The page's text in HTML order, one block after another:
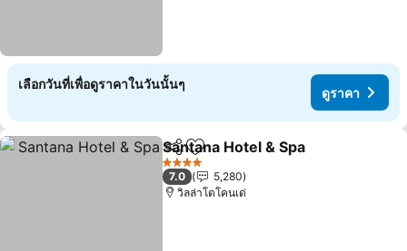
เลือกวันที่เพื่อดูราคาในวันนั้นๆ
ดูราคา
แชร์ เพิ่มในรายการโปรด
Santana Hotel & Spa
4 ดาว
7.0
5,280
วิลล่าโดโคนเด่